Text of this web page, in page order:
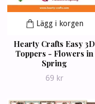
Lägg i korgen
Hearty Crafts Easy 3D
Toppers - Flowers in
Spring
69 kr